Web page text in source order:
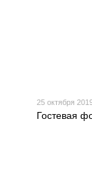
25 октября
Гостевая